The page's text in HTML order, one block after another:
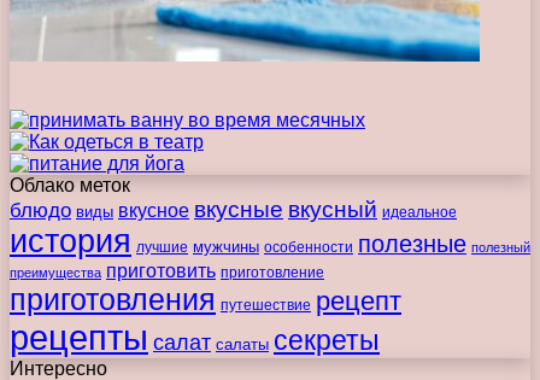
Облако меток
блюдо виды вкусное вкусные вкусный идеальное
история лучшие мужчины особенности полезные полезный
преимущества приготовить приготовление
приготовления путешествие рецепт
рецепты салат салаты секреты
Интересно